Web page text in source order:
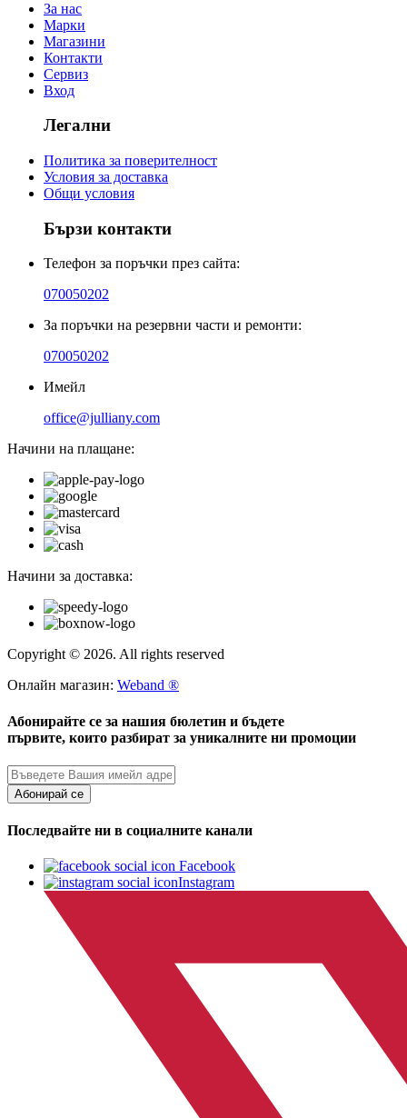
За нас
Марки
Магазини
Контакти
Сервиз
Вход
Легални
Политика за поверителност
Условия за доставка
Общи условия
Бързи контакти
Телефон за поръчки през сайта:
070050202
За поръчки на резервни части и ремонти:
070050202
Имейл
office@julliany.com
Начини на плащане:
Начини за доставка:
Copyright © 2026. All rights reserved
Онлайн магазин: Weband ®
Абонирайте се за нашия бюлетин и бъдете
първите, които разбират за уникалните ни промоции
Абонирай се
Последвайте ни в социалните канали
Facebook
Instagram